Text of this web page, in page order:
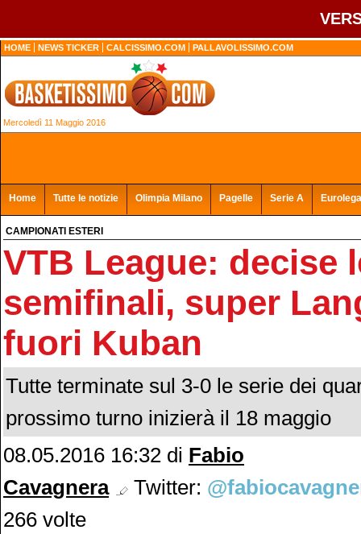
HOME NEWS TICKER CALCISSIMO.COM PALLAVOLISSIMO.COM
Mercoledì 11 Maggio 2016
Home Tutte le notizie Olimpia Milano Pagelle Serie A Eurolega
CAMPIONATI ESTERI
VTB League: decise
semifinali, super
fuori Kuban
Tutte terminate sul 3-0 le serie dei
prossimo turno inizierà il 18 maggio
08.05.2016 16:32 di Fabio
Cavagnera
Twitter:
266 volte